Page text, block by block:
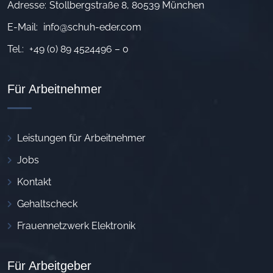
Adresse: Stollbergstraße 8, 80539 München
E-Mail: info@schuh-eder.com
Tel.: +49 (0) 89 4524496 – 0
Für Arbeitnehmer
Leistungen für Arbeitnehmer
Jobs
Kontakt
Gehaltscheck
Frauennetzwerk Elektronik
Für Arbeitgeber